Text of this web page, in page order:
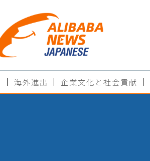
海外進出 企業文化と社会貢献